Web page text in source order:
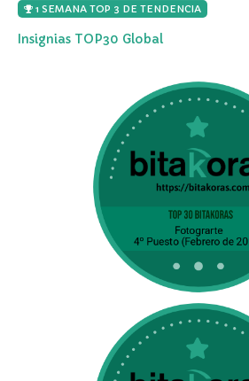
1 SEMANA TOP 3 DE TENDENCIA
Insignias TOP30 Global